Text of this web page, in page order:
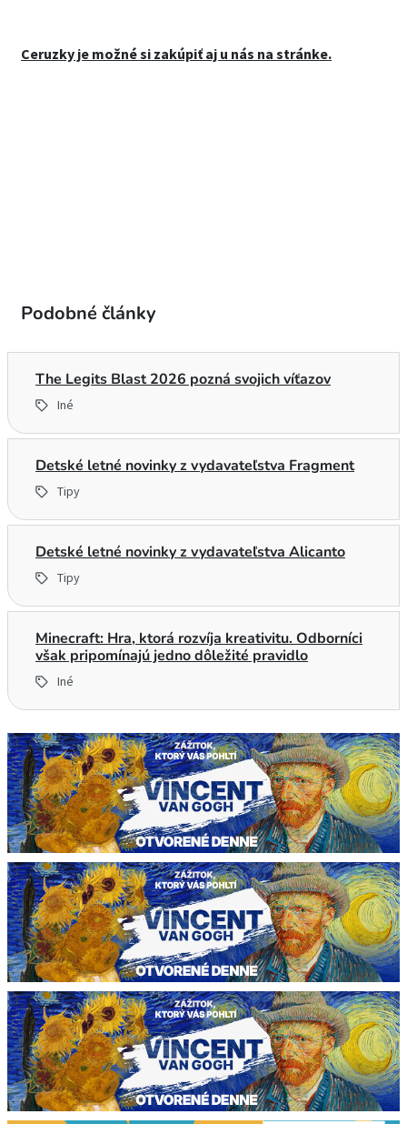
Ceruzky je možné si zakúpiť aj u nás na stránke.
Podobné články
The Legits Blast 2026 pozná svojich víťazov
Iné
Detské letné novinky z vydavateľstva Fragment
Tipy
Detské letné novinky z vydavateľstva Alicanto
Tipy
Minecraft: Hra, ktorá rozvíja kreativitu. Odborníci
však pripomínajú jedno dôležité pravidlo
Iné